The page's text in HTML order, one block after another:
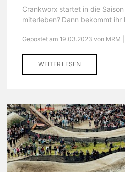
Crankworx startet in die
miterleben? Dann bekommt ihr
Gepostet am 19.03.2023 von MRM |
WEITER LESEN